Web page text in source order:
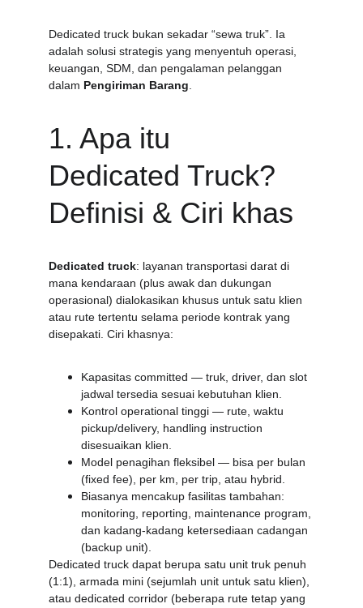
Dedicated truck bukan sekadar “sewa truk”. Ia
adalah solusi strategis yang menyentuh operasi,
keuangan, SDM, dan pengalaman pelanggan
dalam Pengiriman Barang
1. Apa itu
Dedicated Truck?
Definisi & Ciri khas
Dedicated truck: layanan transportasi darat di
mana kendaraan (plus awak dan dukungan
operasional) dialokasikan khusus untuk satu klien
atau rute tertentu selama periode kontrak yang
disepakati. Ciri khasnya:
Kapasitas committed — truk, driver, dan slot
jadwal tersedia sesuai kebutuhan klien.
Kontrol operational tinggi — rute, waktu
pickup/delivery, handling instruction
disesuaikan klien.
Model penagihan fleksibel — bisa per bulan
(fixed fee), per km, per trip, atau hybrid.
Biasanya mencakup fasilitas tambahan:
monitoring, reporting, maintenance program,
dan kadang-kadang ketersediaan cadangan
(backup unit).
Dedicated truck dapat berupa satu unit truk penuh
(1:1), armada mini (sejumlah unit untuk satu klien),
atau dedicated corridor (beberapa rute tetap yang